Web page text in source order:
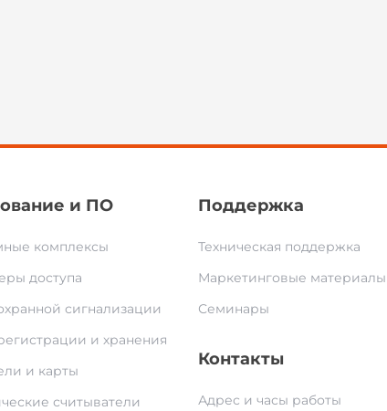
и ПО
комплексы
доступа
сигнализации
и хранения
и карты
считыватели
Поддержка
Техническая поддержка
Маркетинговые материалы
Семинары
Контакты
Адрес и часы работы